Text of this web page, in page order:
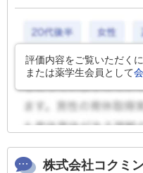
評価内容をご覧いただく
または薬学生会員として
株式会社コクミ